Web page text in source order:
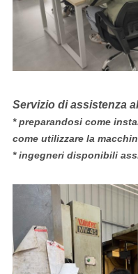
Servizio di assistenza
* preparandosi come
come utilizzare la
* ingegneri disponibili